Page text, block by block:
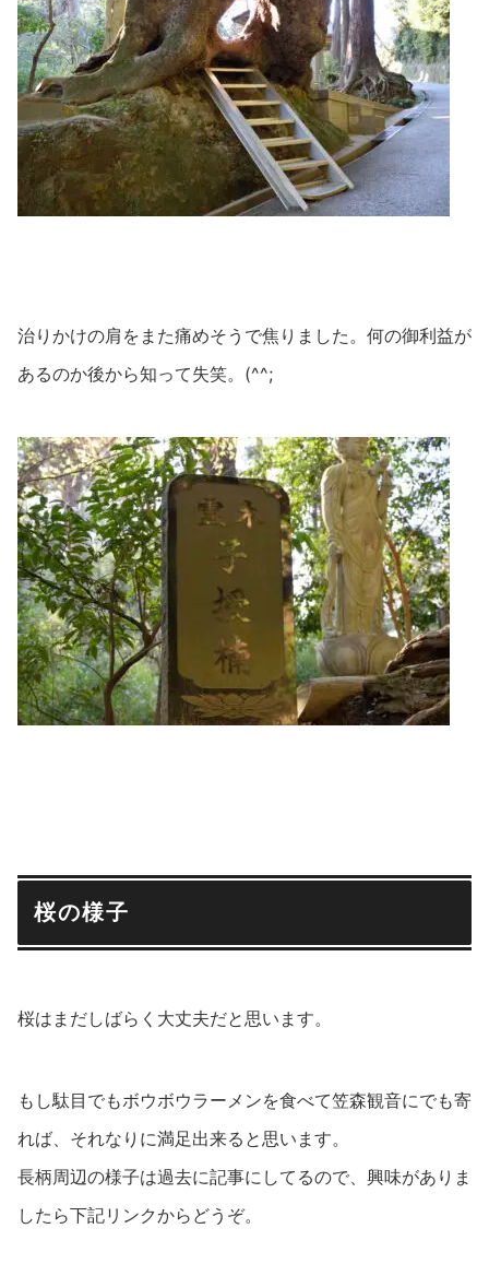
治りかけの肩をまた痛めそうで焦りました。何の御利益が
あるのか後から知って失笑。(^^;
桜の様子
桜はまだしばらく大丈夫だと思います。
もし駄目でもボウボウラーメンを食べて笠森観音にでも寄
れば、それなりに満足出来ると思います。
長柄周辺の様子は過去に記事にしてるので、興味がありま
したら下記リンクからどうぞ。